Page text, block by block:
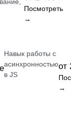
Посмотреть
→
Навык работы с
асинхронностью
в JS
от
→